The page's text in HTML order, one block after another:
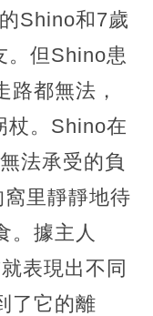
Shino和7歲
。但Shino患
路都無法，
杖。Shino在
法承受的負
里靜靜地待
。據主人
表現出不同
了它的離